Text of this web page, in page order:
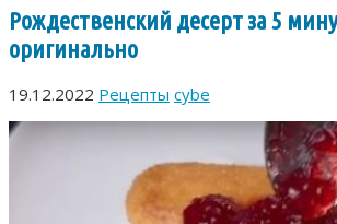
Рождественский десерт за 5
оригинально
19.12.2022 Рецепты cybe